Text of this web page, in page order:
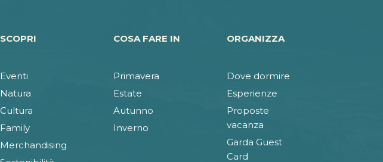
SCOPRI
Eventi
Natura
Cultura
Family
Merchandising
COSA FARE IN
Primavera
Estate
Autunno
Inverno
ORGANIZZA
Dove dormire
Esperienze
Proposte
vacanza
Garda Guest
Card